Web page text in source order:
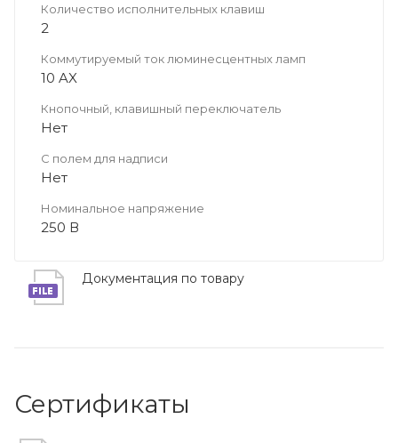
Количество исполнительных клавиш
2
Коммутируемый ток люминесцентных ламп
10 AX
Кнопочный, клавишный переключатель
Нет
С полем для надписи
Нет
Номинальное напряжение
250 В
Документация по товару
Сертификаты